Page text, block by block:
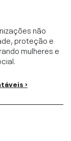
não
proteção e
mulheres e
›